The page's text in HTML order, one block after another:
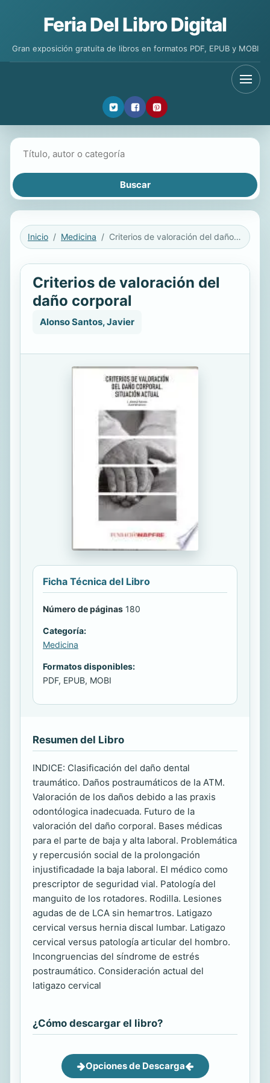
Feria Del Libro Digital
Gran exposición gratuita de libros en formatos PDF, EPUB y MOBI
Inicio Medicina Criterios de valoración del daño corporal
Criterios de valoración del
daño corporal
Alonso Santos, Javier
Ficha Técnica del Libro
Número de páginas 180
Categoría:
Medicina
Formatos disponibles:
PDF, EPUB, MOBI
Resumen del Libro
INDICE: Clasificación del daño dental
traumático. Daños postraumáticos de la ATM.
Valoración de los daños debido a las praxis
odontólogica inadecuada. Futuro de la
valoración del daño corporal. Bases médicas
para el parte de baja y alta laboral. Problemática
y repercusión social de la prolongación
injustificadade la baja laboral. El médico como
prescriptor de seguridad vial. Patología del
manguito de los rotadores. Rodilla. Lesiones
agudas de de LCA sin hemartros. Latigazo
cervical versus hernia discal lumbar. Latigazo
cervical versus patología articular del hombro.
Incongruencias del síndrome de estrés
postraumático. Consideración actual del
latigazo cervical
¿Cómo descargar el libro?
Opciones de Descarga